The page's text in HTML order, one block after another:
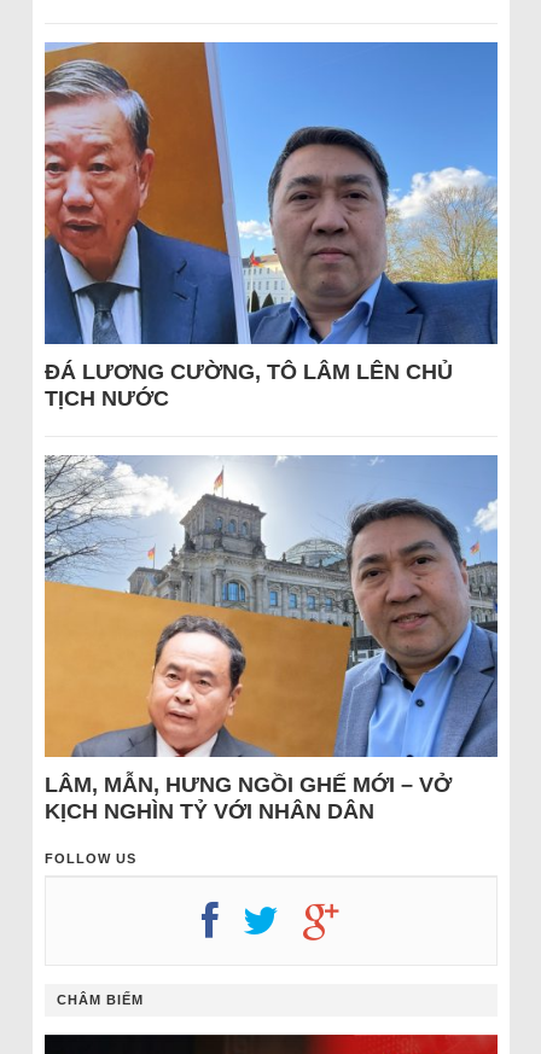
ĐÁ LƯƠNG CƯỜNG, TÔ LÂM LÊN CHỦ
TỊCH NƯỚC
LÂM, MẪN, HƯNG NGỒI GHẾ MỚI – VỞ
KỊCH NGHÌN TỶ VỚI NHÂN DÂN
FOLLOW US
CHÂM BIẾM